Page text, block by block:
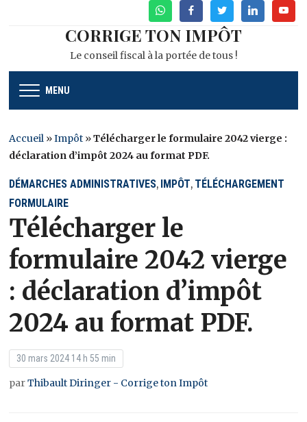
WhatsAppFacebookTwitterLinkedin
CORRIGE TON IMPÔT
Le conseil fiscal à la portée de tous !
MENU
Accueil »Impôt »Télécharger le formulaire 2042 vierge :
déclaration d’impôt 2024 au format PDF.
DÉMARCHES ADMINISTRATIVES, IMPÔT, TÉLÉCHARGEMENT
FORMULAIRE
Télécharger le
formulaire 2042 vierge
: déclaration d’impôt
2024 au format PDF.
30 mars 2024 14 h 55 min
parThibault Diringer - Corrige ton Impôt